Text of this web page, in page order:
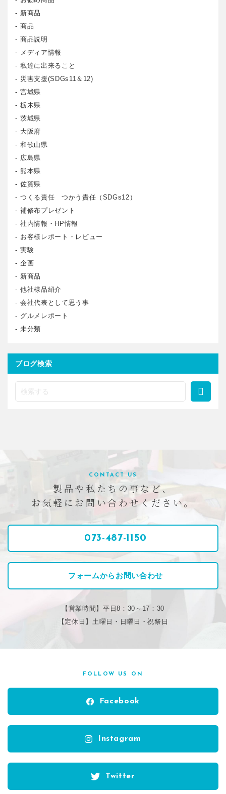
新商品
商品
商品説明
メディア情報
私達に出来ること
災害支援(SDGs11＆12)
宮城県
栃木県
茨城県
大阪府
和歌山県
広島県
熊本県
佐賀県
つくる責任 つかう責任（SDGs12）
補修布プレゼント
社内情報・HP情報
お客様レポート・レビュー
実験
企画
新商品
他社様品紹介
会社代表として思う事
グルメレポート
未分類
ブログ検索
CONTACT US
製品や私たちの事など、
お気軽にお問い合わせください。
073-487-1150
フォームからお問い合わせ
【営業時間】平日8：30～17：30
【定休日】土曜日・日曜日・祝祭日
FOLLOW US ON
Facebook
Instagram
Twitter